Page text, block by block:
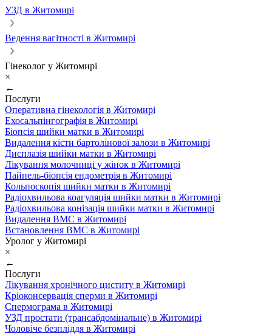
УЗД в Житомирі
Ведення вагітності в Житомирі
Гінеколог у Житомирі
×
←
Послуги
Оперативна гінекологія в Житомирі
Ехосальпінгографія в Житомирі
Біопсія шийки матки в Житомирі
Видалення кісти бартолінової залози в Житомирі
Дисплазія шийки матки в Житомирі
Лікування молочниці у жінок в Житомирі
Пайпель-біопсія ендометрія в Житомирі
Кольпоскопія шийки матки в Житомирі
Радіохвильова коагуляція шийки матки в Житомирі
Радіохвильова конізація шийки матки в Житомирі
Видалення ВМС в Житомирі
Встановлення ВМС в Житомирі
Уролог у Житомирі
×
←
Послуги
Лікування хронічного циститу в Житомирі
Кріоконсервація сперми в Житомирі
Спермограма в Житомирі
УЗД простати (трансабдомінальне) в Житомирі
Чоловіче безпліддя в Житомирі